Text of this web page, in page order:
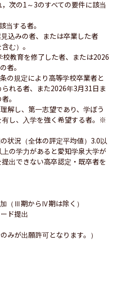
次の1～3のすべての要件に該当
する者。
込みの者、または卒業した者
む）。
教育を修了した者、または2026
者。
の規定により高等学校卒業者と
れる者、また2026年3月31日ま
。
解し、第一志望であり、学ぼう
し、入学を強く希望する者。※
状況（全体の評定平均値）3.0以
の学力があると愛知学泉大学が
出できない高卒認定・既卒者を
（Ⅲ期からⅣ期は除く）
ド提出
みが出願許可となります。）